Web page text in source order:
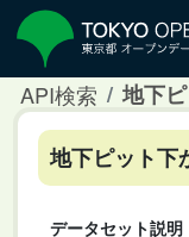
API検索 地下
地下ピット下
データセット説明